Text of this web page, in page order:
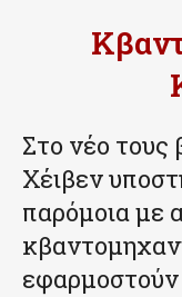
Στο νέο τους
Χέιβεν
παρόμοια με
εφαρμοστούν